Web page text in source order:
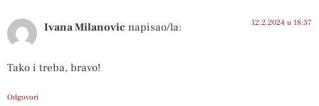
Ivana Milanovic napisao/la: 12.2.2024 u 18:37
Tako i treba, bravo!
Odgovori